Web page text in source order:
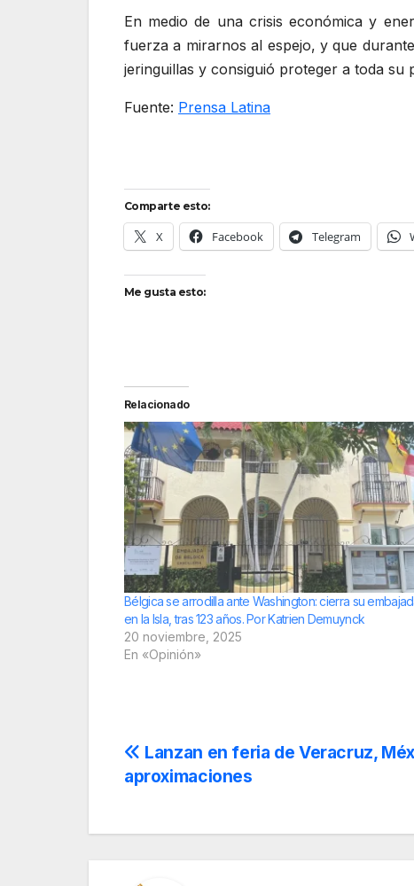
En medio de una crisis económica y
fuerza a mirarnos al espejo, y que
jeringuillas y consiguió proteger a toda su
Fuente: Prensa Latina
Comparte esto:
X Facebook Telegram
Me gusta esto:
Relacionado
Bélgica se arrodilla ante Washington: cierra su
en la Isla, tras 123 años. Por Katrien Demuynck
20 noviembre, 2025
En «Opinión»
Navegación
de
entradas
Lanzan en feria de Veracruz,
aproximaciones